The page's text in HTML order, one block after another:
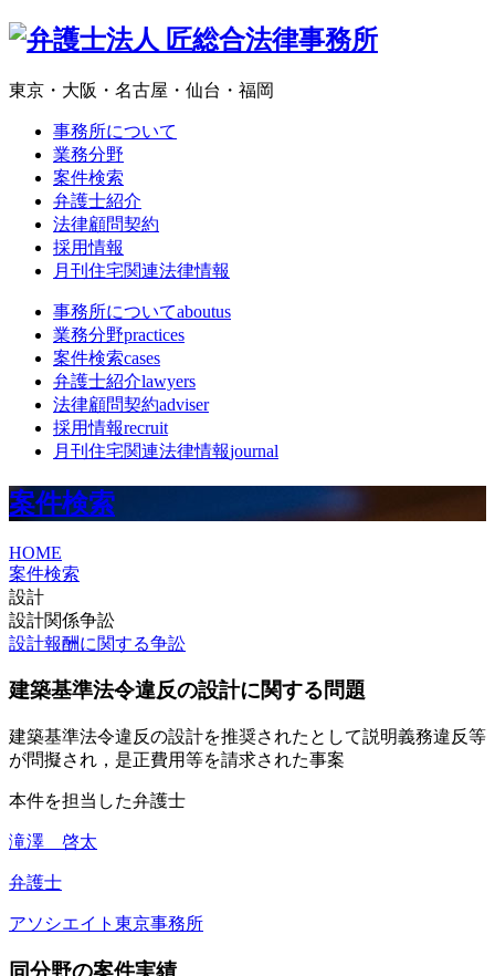
東京・大阪・名古屋・仙台・福岡
事務所について
業務分野
案件検索
弁護士紹介
法律顧問契約
採用情報
月刊住宅関連法律情報
事務所についてaboutus
業務分野practices
案件検索cases
弁護士紹介lawyers
法律顧問契約adviser
採用情報recruit
月刊住宅関連法律情報journal
案件検索
HOME
案件検索
設計
設計関係争訟
設計報酬に関する争訟
建築基準法令違反の設計に関する問題
建築基準法令違反の設計を推奨されたとして説明義務違反等
が問擬され，是正費用等を請求された事案
本件を担当した弁護士
滝澤 啓太
弁護士
アソシエイト 東京事務所
同分野の案件実績